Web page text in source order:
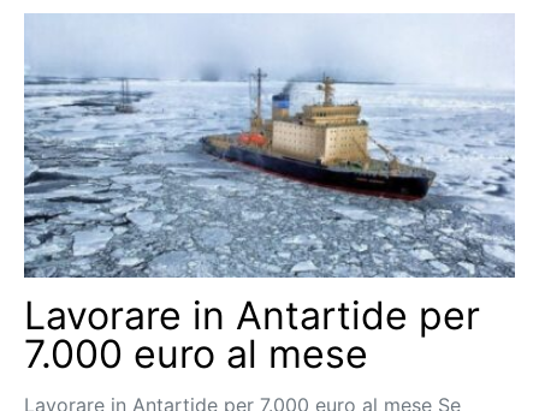
Lavorare in Antartide per
7.000 euro al mese
Lavorare in Antartide per 7.000 euro al mese Se